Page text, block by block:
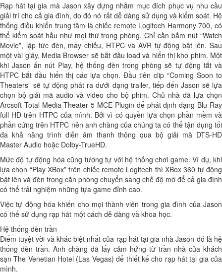
Rạp hát tại gia mà Jason xây dựng nhằm mục đích phục vụ nhu cầu
giải trí cho cả gia đình, do đó nó rất dễ dàng sử dụng và kiểm soát. Hệ
thống điều khiển trung tâm là chiếc remote Logitech Harmony 700, có
thể kiểm soát hầu như mọi thứ trong phòng. Chỉ cần bấm nút “Watch
Movie”, lập tức đèn, máy chiếu, HTPC và AVR tự động bật lên. Sau
một vài giây, Media Browser sẽ bắt đầu load và hiển thị kho phim. Một
khi Jason ấn nút Play, hệ thống đèn trong phòng sẽ tự động tắt và
HTPC bắt đầu hiển thị các lựa chọn. Đầu tiên clip “Coming Soon to
Theaters” sẽ tự động phát ra dưới dạng trailer, tiếp đến Jason sẽ lựa
chọn bộ giải mã audio và video cho bộ phim. Chủ nhà đã lựa chọn
Arcsoft Total Media Theater 5 MCE Plugin để phát định dạng Blu-Ray
full HD trên HTPC của mình. Bởi vì có quyền lựa chọn phần mềm và
phần cứng trên HTPC nên anh chàng của chúng ta có thể tận dụng tối
đa khả năng trình diễn âm thanh thông qua bộ giải mã DTS-HD
Master Audio hoặc Dolby-TrueHD.
Mức độ tự động hóa cũng tương tự với hệ thống chơi game. Ví dụ, khi
lựa chọn “Play XBox” trên chiếc remote Logitech thì XBox 360 tự động
bật lên và đèn trong căn phòng chuyển sang chế độ mờ để cả gia đình
có thể trải nghiệm những tựa game đỉnh cao.
Việc tự động hóa khiến cho mọi thành viên trong gia đình của Jason
có thể sử dụng rạp hát một cách dễ dàng và khoa học.
Hệ thống đèn trần
Điểm tuyệt vời và khác biệt nhất của rạp hát tại gia nhà Jason đó là hệ
thống đèn trần. Anh chàng đã lấy cảm hứng từ trần nhà của khách
sạn The Venetian Hotel (Las Vegas) để thiết kế cho rạp hát tại gia của
mình.